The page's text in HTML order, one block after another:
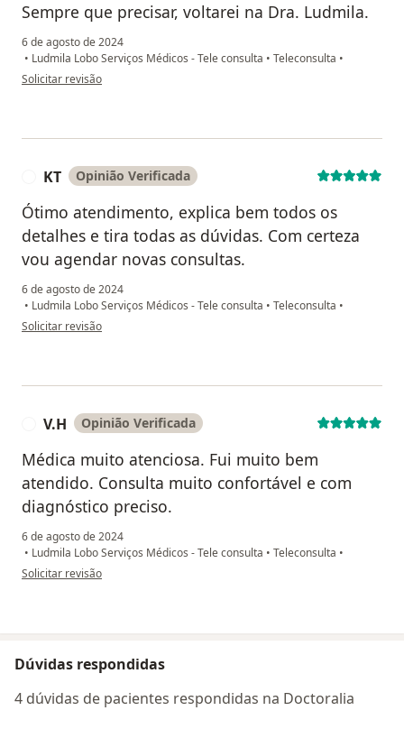
Sempre que precisar, voltarei na Dra. Ludmila.
6 de agosto de 2024
• Ludmila Lobo Serviços Médicos - Tele consulta • Teleconsulta •
na opinião do utilizador Vinícius
Solicitar revisão
KT Opinião Verificada
Ótimo atendimento, explica bem todos os
detalhes e tira todas as dúvidas. Com certeza
vou agendar novas consultas.
6 de agosto de 2024
• Ludmila Lobo Serviços Médicos - Tele consulta • Teleconsulta •
na opinião do utilizador KT
Solicitar revisão
V.H Opinião Verificada
Médica muito atenciosa. Fui muito bem
atendido. Consulta muito confortável e com
diagnóstico preciso.
6 de agosto de 2024
• Ludmila Lobo Serviços Médicos - Tele consulta • Teleconsulta •
na opinião do utilizador V.H
Solicitar revisão
Dúvidas respondidas
4 dúvidas de pacientes respondidas na Doctoralia